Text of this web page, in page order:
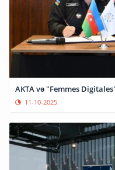
AKTA və "Femmes
11-10-2025